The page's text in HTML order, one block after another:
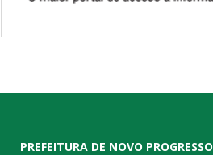
PREFEITURA DE NOVO PROGRESSO